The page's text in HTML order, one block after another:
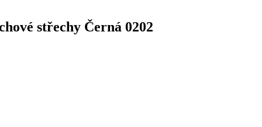
střechy Černá 0202